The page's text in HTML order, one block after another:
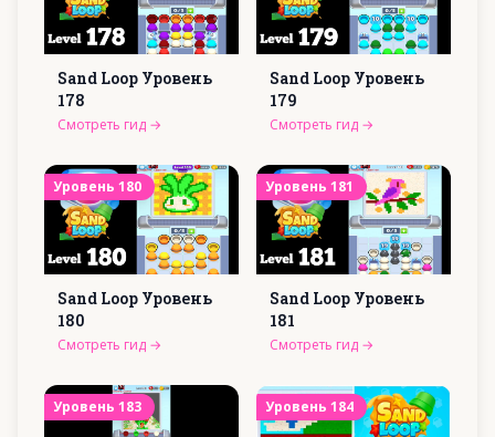
Sand Loop Уровень
178
Смотреть гид →
Sand Loop Уровень
179
Смотреть гид →
Уровень 180
Sand Loop Уровень
180
Смотреть гид →
Уровень 181
Sand Loop Уровень
181
Смотреть гид →
Уровень 183 Уровень 184